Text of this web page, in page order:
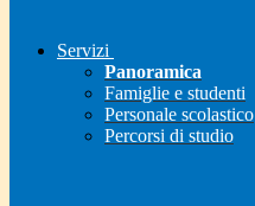
Servizi
Panoramica
Famiglie e studenti
Personale scolastico
Percorsi di studio